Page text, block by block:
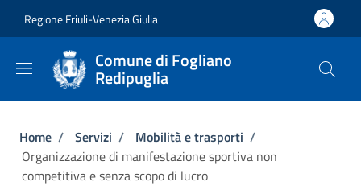
Regione Friuli-Venezia Giulia
Comune di Fogliano
Redipuglia
Briciole di pane
Home / Servizi / Mobilità e trasporti /
Organizzazione di manifestazione sportiva non
competitiva e senza scopo di lucro